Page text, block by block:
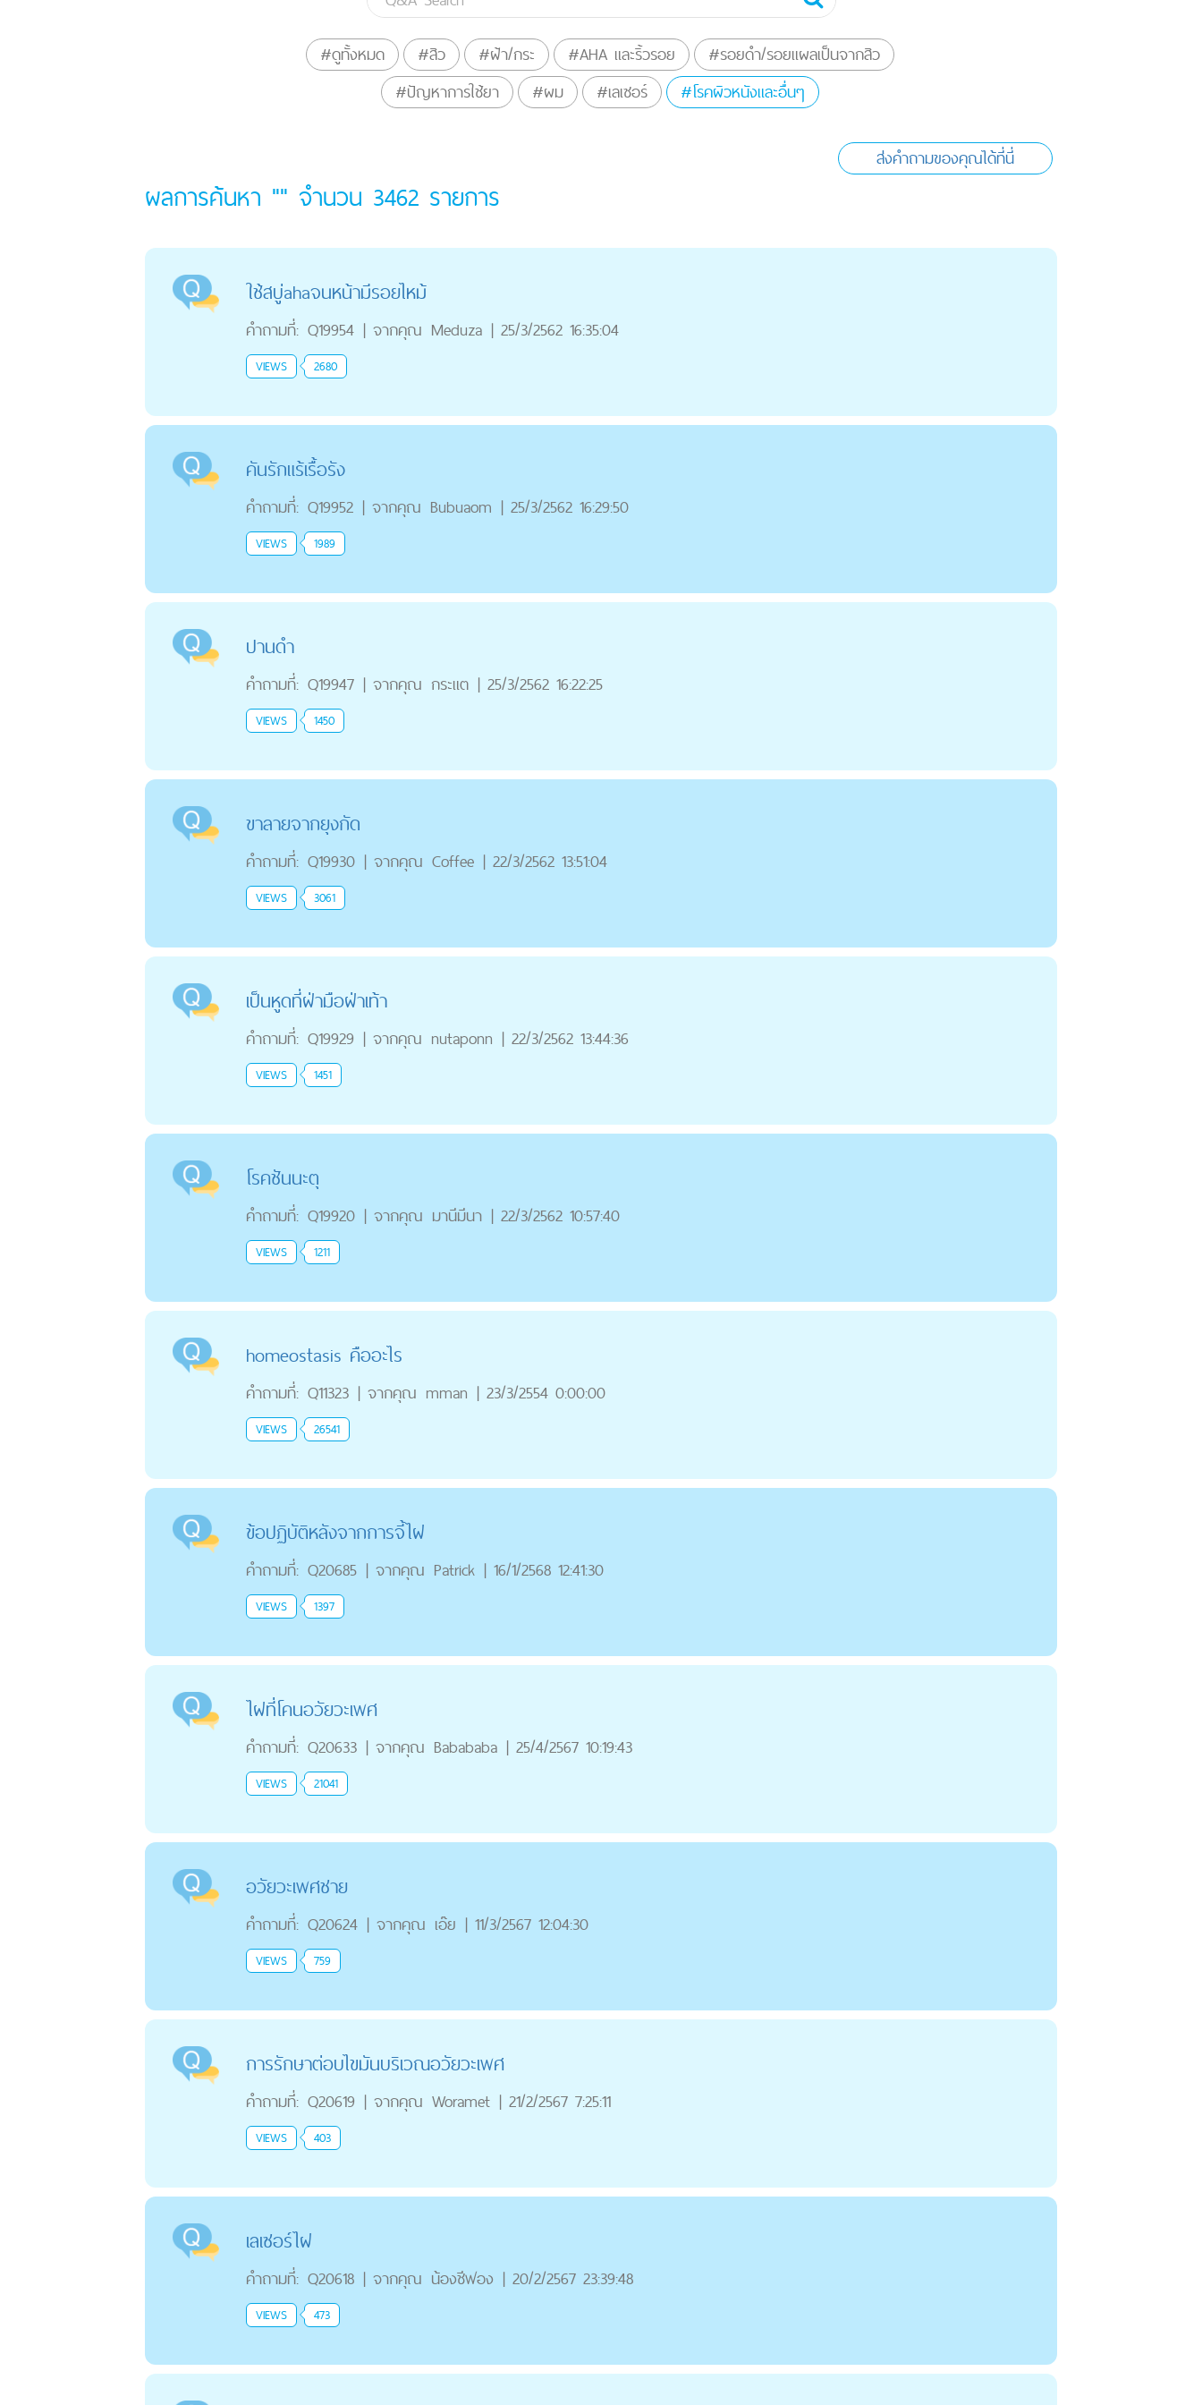
#ดูทั้งหมด #สิว #ฝ้า/กระ #AHA และริ้วรอย
#รอยดำ/รอยแผลเป็นจากสิว
#ปัญหาการใช้ยา
#ผม #เลเซอร์ #โรคผิวหนังและอื่นๆ
ส่งคำถามของคุณได้ที่นี่
ผลการค้นหา "" จำนวน 3462 รายการ
ใช้สบู่ahaจนหน้ามีรอยไหม้
คำถามที่: Q19954 | จากคุณ Meduza | 25/3/2562 16:35:04
VIEWS 2680
คันรักแร้เรื้อรัง
คำถามที่: Q19952 | จากคุณ Bubuaom | 25/3/2562 16:29:50
VIEWS 1989
ปานดำ
คำถามที่: Q19947 | จากคุณ กระแต | 25/3/2562 16:22:25
VIEWS 1450
ขาลายจากยุงกัด
คำถามที่: Q19930 | จากคุณ Coffee | 22/3/2562 13:51:04
VIEWS 3061
เป็นหูดที่ฝ่ามือฝ่าเท้า
คำถามที่: Q19929 | จากคุณ nutaponn | 22/3/2562 13:44:36
VIEWS 1451
โรคชันนะตุ
คำถามที่: Q19920 | จากคุณ มานีมีนา | 22/3/2562 10:57:40
VIEWS 1211
homeostasis คืออะไร
คำถามที่: Q11323 | จากคุณ mman | 23/3/2554 0:00:00
VIEWS 26541
ข้อปฏิบัติหลังจากการจี้ไฝ
คำถามที่: Q20685 | จากคุณ Patrick | 16/1/2568 12:41:30
VIEWS 1397
ไฝที่โคนอวัยวะเพศ
คำถามที่: Q20633 | จากคุณ Babababa | 25/4/2567 10:19:43
VIEWS 21041
อวัยวะเพศชาย
คำถามที่: Q20624 | จากคุณ เอ๊ย | 11/3/2567 12:04:30
VIEWS 759
การรักษาต่อบไขมันบริเวณอวัยวะเพศ
คำถามที่: Q20619 | จากคุณ Woramet | 21/2/2567 7:25:11
VIEWS 403
เลเซอร์ไฝ
คำถามที่: Q20618 | จากคุณ น้องชีฟอง | 20/2/2567 23:39:48
VIEWS 473